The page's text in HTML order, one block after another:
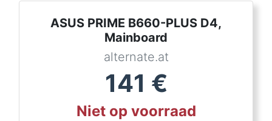
ASUS PRIME B660-PLUS D4,
Mainboard
alternate.at
141 €
Niet op voorraad